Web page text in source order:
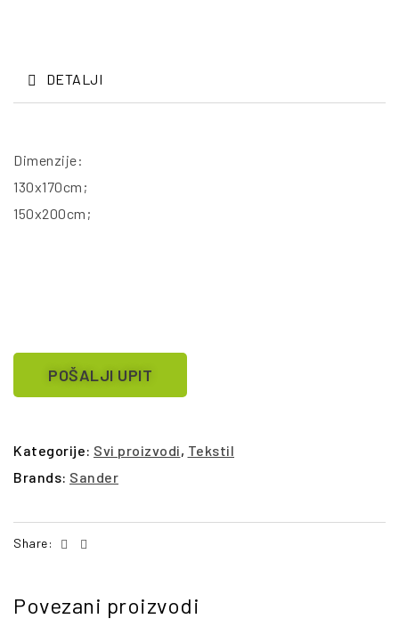
DETALJI
Dimenzije:
130x170cm;
150x200cm;
POŠALJI UPIT
Kategorije: Svi proizvodi, Tekstil
Brands: Sander
Share: Facebook
Povezani proizvodi